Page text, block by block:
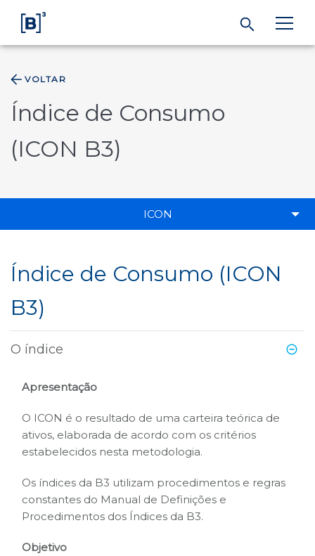
Dados
B3
VOLTAR
Índice de Consumo
(ICON B3)
ICON
Índice de Consumo (ICON
B3)
O índice
Apresentação
O ICON é o resultado de uma carteira teórica de
ativos, elaborada de acordo com os critérios
estabelecidos nesta metodologia.
Os índices da B3 utilizam procedimentos e regras
constantes do Manual de Definições e
Procedimentos dos Índices da B3.
Objetivo